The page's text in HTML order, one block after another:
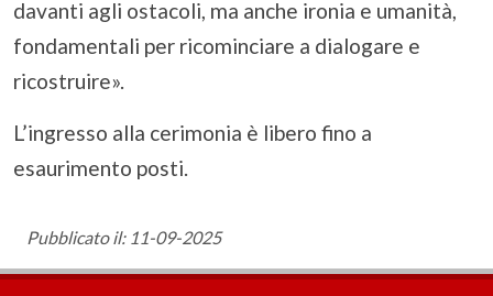
davanti agli ostacoli, ma anche ironia e umanità,
fondamentali per ricominciare a dialogare e
ricostruire».
L’ingresso alla cerimonia è libero fino a
esaurimento posti.
Pubblicato il: 11-09-2025